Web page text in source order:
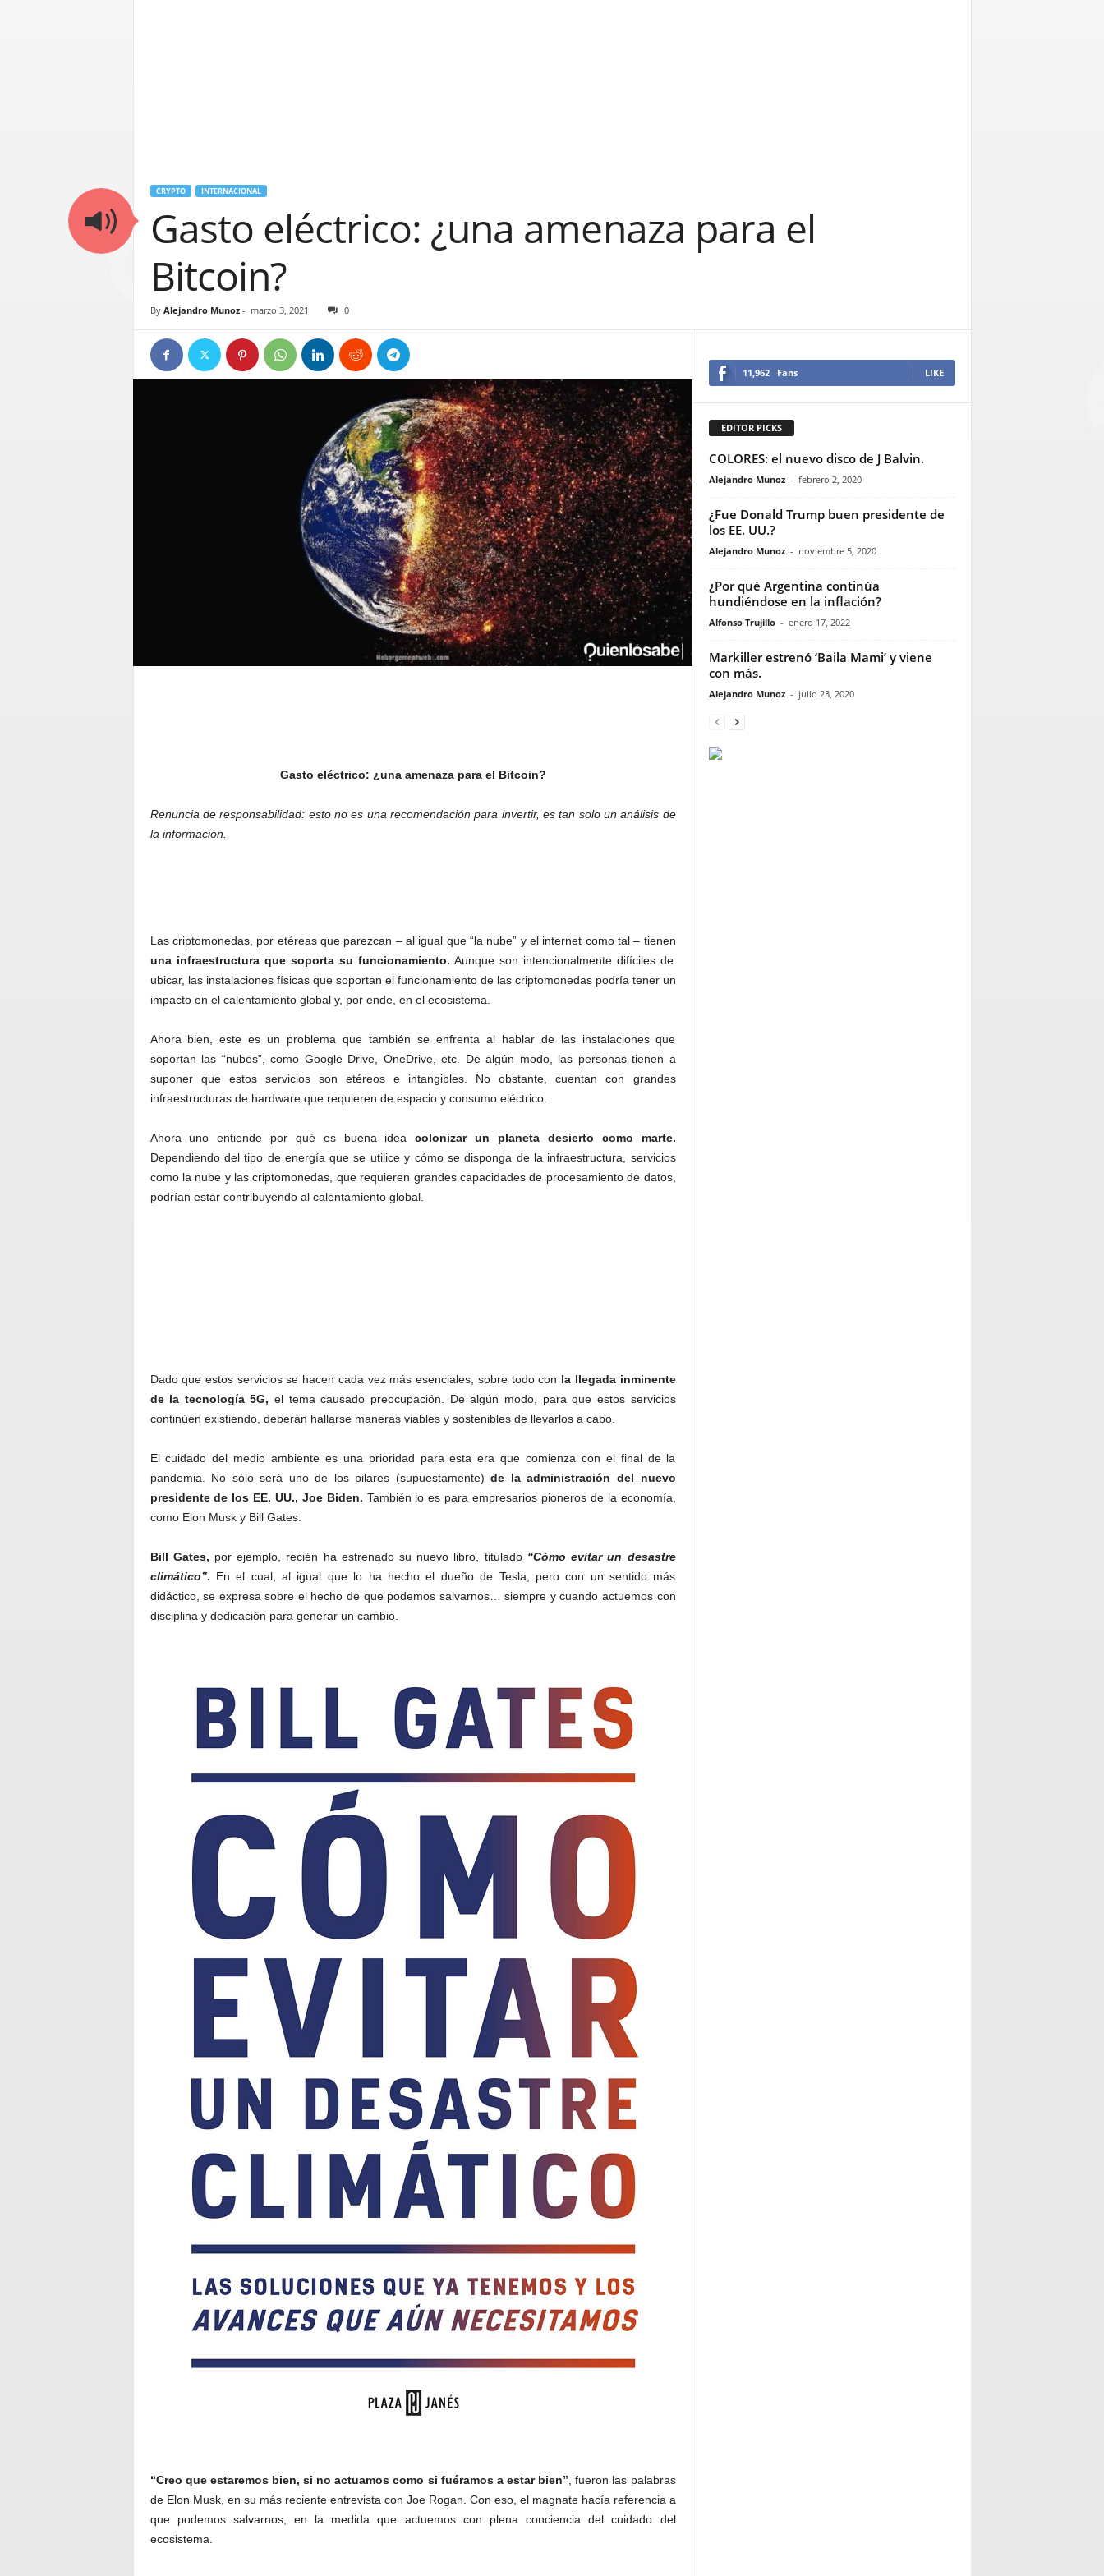
CRYPTO INTERNACIONAL
Gasto eléctrico: ¿una amenaza para el
Bitcoin?
By Alejandro Munoz- marzo 3, 2021 0
Gasto eléctrico: ¿una amenaza para el Bitcoin?
Renuncia de responsabilidad: esto no es una recomendación para invertir, es tan solo un análisis de
la información.
Las criptomonedas, por etéreas que parezcan – al igual que “la nube” y el internet como tal – tienen
una infraestructura que soporta su funcionamiento. Aunque son intencionalmente difíciles de
ubicar, las instalaciones físicas que soportan el funcionamiento de las criptomonedas podría tener un
impacto en el calentamiento global y, por ende, en el ecosistema.
Ahora bien, este es un problema que también se enfrenta al hablar de las instalaciones que
soportan las “nubes”, como Google Drive, OneDrive, etc. De algún modo, las personas tienen a
suponer que estos servicios son etéreos e intangibles. No obstante, cuentan con grandes
infraestructuras de hardware que requieren de espacio y consumo eléctrico.
Ahora uno entiende por qué es buena idea colonizar un planeta desierto como marte.
Dependiendo del tipo de energía que se utilice y cómo se disponga de la infraestructura, servicios
como la nube y las criptomonedas, que requieren grandes capacidades de procesamiento de datos,
podrían estar contribuyendo al calentamiento global.
Dado que estos servicios se hacen cada vez más esenciales, sobre todo conla llegada inminente
de la tecnología 5G,el tema causado preocupación. De algún modo, para que estos servicios
El cuidado del medio ambiente es una prioridad para esta era que comienza con el final de la
pandemia. No sólo será uno de los pilares (supuestamente)de la administración del nuevo
presidente de los EE. UU., Joe Biden.También lo es para empresarios pioneros de la economía,
.En el cual, al igual que lo ha hecho el dueño de Tesla, pero con un sentido más
didáctico, se expresa sobre el hecho de que podemos salvarnos… siempre y cuando actuemos con
disciplina y dedicación para generar un cambio.
11,962 Fans LIKE
EDITOR PICKS
COLORES: el nuevo disco de J Balvin.
Alejandro Munoz - febrero 2, 2020
¿Fue Donald Trump buen presidente de
los EE. UU.?
Alejandro Munoz - noviembre 5, 2020
¿Por qué Argentina continúa
hundiéndose en la inflación?
Alfonso Trujillo - enero 17, 2022
Markiller estrenó ‘Baila Mami’ y viene
con más.
Alejandro Munoz - julio 23, 2020